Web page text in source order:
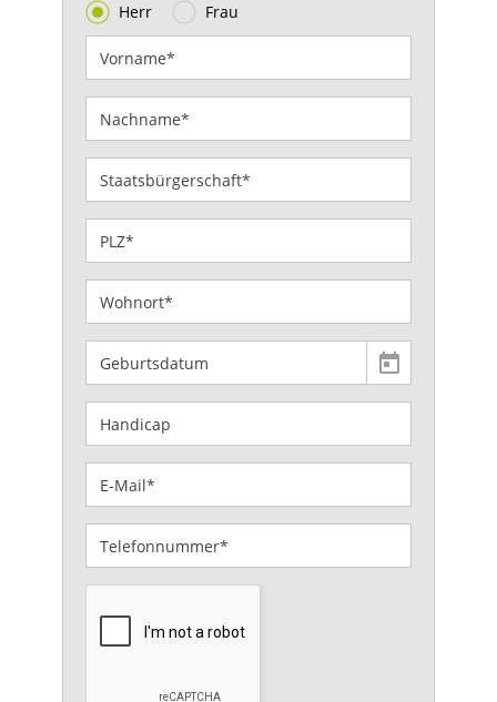
Herr Frau